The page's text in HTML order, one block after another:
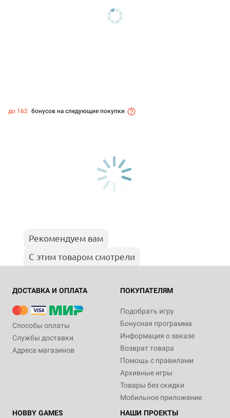
до 162 бонусов на следующие покупки
Рекомендуем вам
С этим товаром смотрели
ДОСТАВКА И ОПЛАТА
Способы оплаты
Службы доставки
Адреса магазинов
ПОКУПАТЕЛЯМ
Подобрать игру
Бонусная программа
Информация о заказе
Возврат товара
Помощь с правилами
Архивные игры
Товары без скидки
Мобильное приложение
HOBBY GAMES
НАШИ ПРОЕКТЫ